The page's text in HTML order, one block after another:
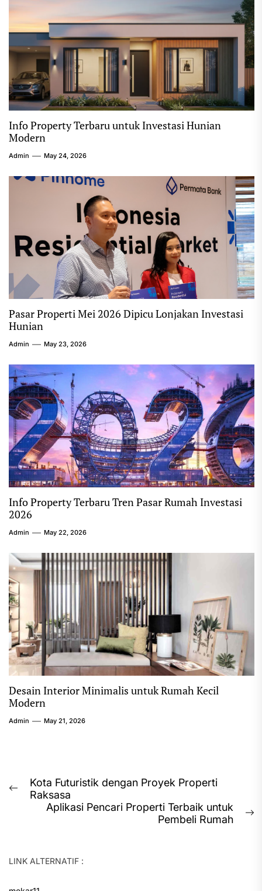
Info Property Terbaru untuk Investasi Hunian
Modern
Admin May 24, 2026
Pasar Properti Mei 2026 Dipicu Lonjakan Investasi
Hunian
Admin May 23, 2026
Info Property Terbaru Tren Pasar Rumah Investasi
2026
Admin May 22, 2026
Desain Interior Minimalis untuk Rumah Kecil
Modern
Admin May 21, 2026
Post
navigation
Previous
Kota Futuristik dengan Proyek Properti
Raksasa
Aplikasi Pencari Properti Terbaik untuk
Pembeli Rumah
LINK ALTERNATIF :